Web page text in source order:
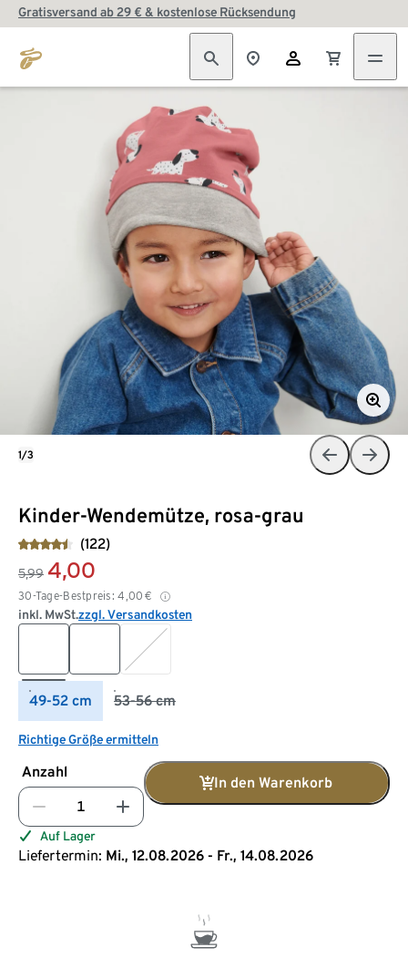
Gratisversand ab 29 € & kostenlose Rücksendung
Kinder-Wendemütze, rosa-grau
(122)
5,99 4,00
30-Tage-Bestpreis: 4,00 €
inkl. MwSt.zzgl. Versandkosten
49-52 cm 53-56 cm
Richtige Größe ermitteln
Anzahl
In den Warenkorb
Auf Lager
Liefertermin: Mi., 12.08.2026 - Fr., 14.08.2026
1/3